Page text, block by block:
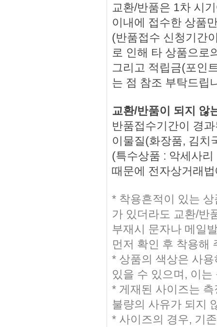
교환/반품은 1차 시
이내에 접수한 상품
(반품접수 신청기간
로 인해 타 상품으로
그리고 적립금(포인
는 점 참조 부탁드립
교환/반품이 되지 않
반품접수기간이 경
이물질(화장품, 김치
(특수상품 : 악세사
때문에 전자상거래
* 착용흔적이 있는
가 있더라도 교환/반
부재시 문자나 메일
먼저 확인 후 착용해
* 상품의 색상은 사
있을 수 있으며, 이
* 게재된 사이즈는
불량의 사유가 되지
* 사이즈의 경우, 기